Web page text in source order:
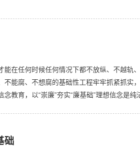
在任何时候任何情况下都不放纵、不越
能腐、不想腐的基础性工程牢牢抓紧抓实
教育，以“崇廉”夯实“廉基础”理想信念是纯
础